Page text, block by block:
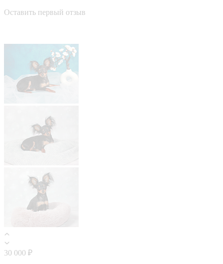
Оставить первый отзыв
30 000 ₽